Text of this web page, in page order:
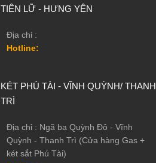
TIÊN LỮ - HƯNG YÊN
Địa chỉ :
Hotline:
KÉT PHÚ TÀI - VĨNH QUỲNH/ THANH
TRÌ
Địa chỉ : Ngã ba Quỳnh Đô - Vĩnh
Quỳnh - Thanh Trì (Cửa hàng Gas +
két sắt Phú Tài)